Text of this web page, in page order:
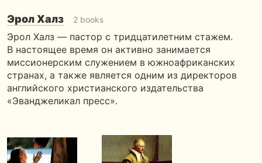
Эрол Халз 2 books
Эрол Халз — пастор с тридцатилетним стажем.
В настоящее время он активно занимается
миссионерским служением в южноафриканских
странах, а также является одним из директоров
английского христианского издательства
«Эванджеликал пресс».